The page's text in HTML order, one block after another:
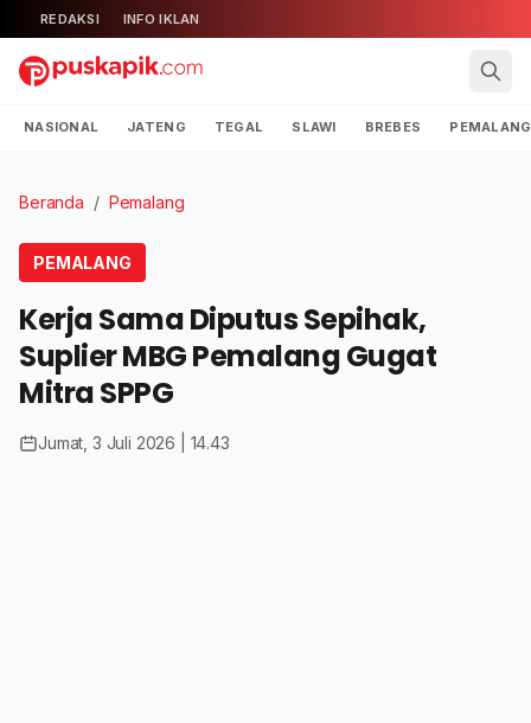
REDAKSI INFO IKLAN
NASIONAL JATENG TEGAL SLAWI BREBES PEMALANG
Beranda / Pemalang
PEMALANG
Kerja Sama Diputus Sepihak,
Suplier MBG Pemalang Gugat
Mitra SPPG
Jumat, 3 Juli 2026 | 14.43